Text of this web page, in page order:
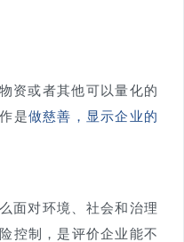
资或者其他可以量化的
是做慈善，显示企业的
面对环境、社会和治理
控制，是评价企业能不